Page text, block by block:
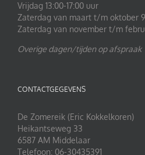
Vrijdag 13:00-17:00 uur
Zaterdag van maart t/m oktober
Zaterdag van november t/m
Overige dagen/tijden op afspraak
CONTACTGEGEVENS
De Zomereik (Eric Kokkelkoren)
Heikantseweg 33
6587 AM Middelaar
Telefoon: 06-30435391